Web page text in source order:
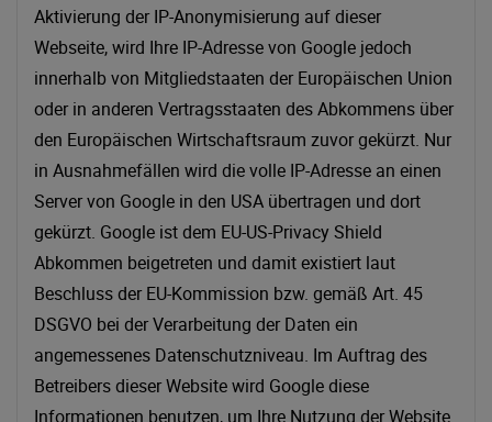
Aktivierung der IP-Anonymisierung auf dieser
Webseite, wird Ihre IP-Adresse von Google jedoch
innerhalb von Mitgliedstaaten der Europäischen Union
oder in anderen Vertragsstaaten des Abkommens über
den Europäischen Wirtschaftsraum zuvor gekürzt. Nur
in Ausnahmefällen wird die volle IP-Adresse an einen
Server von Google in den USA übertragen und dort
gekürzt. Google ist dem EU-US-Privacy Shield
Abkommen beigetreten und damit existiert laut
Beschluss der EU-Kommission bzw. gemäß Art. 45
DSGVO bei der Verarbeitung der Daten ein
angemessenes Datenschutzniveau. Im Auftrag des
Betreibers dieser Website wird Google diese
Informationen benutzen, um Ihre Nutzung der Website